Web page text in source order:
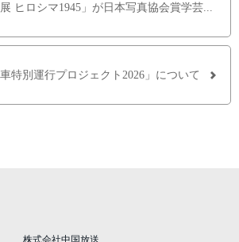
ヒロシマ1945」が日本写真協会賞学芸...
車特別運行プロジェクト2026」について
株式会社中国放送